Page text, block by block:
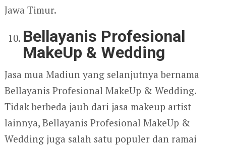
Jawa Timur.
Bellayanis Profesional
MakeUp & Wedding
Jasa mua Madiun yang selanjutnya bernama
Bellayanis Profesional MakeUp & Wedding.
Tidak berbeda jauh dari jasa makeup artist
lainnya, Bellayanis Profesional MakeUp &
Wedding juga salah satu populer dan ramai